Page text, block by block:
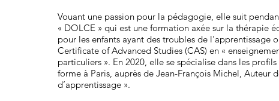
Vouant une passion pour la pédagogie, elle suit
« DOLCE » qui est une formation axée sur la thérapie
pour les enfants ayant des troubles de l'apprentissage
Certificate of Advanced Studies (CAS) en «
particuliers ». En 2020, elle se spécialise dans les
forme à Paris, auprès de Jean-François Michel, Auteur
d’apprentissage ».